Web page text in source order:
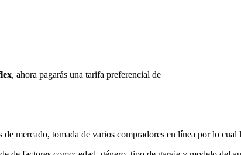
, ahora pagarás una tarifa preferencial de
mercado, tomada de varios compradores en línea por lo cual